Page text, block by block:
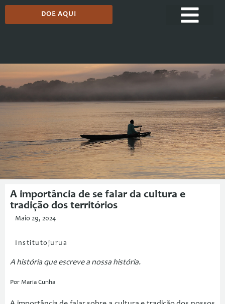
DOE AQUI
A importância de se falar da cultura e
tradição dos territórios
Maio 29, 2024
Institutojurua
A história que escreve a nossa história.
Por Maria Cunha